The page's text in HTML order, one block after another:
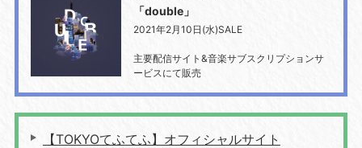
「double」
2021年2月10日(水)SALE
主要配信サイト&音楽サブスクリプションサ
ービスにて販売
【TOKYOてふてふ】オフィシャルサイト